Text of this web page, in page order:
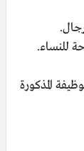
للنساء.
المذكورة